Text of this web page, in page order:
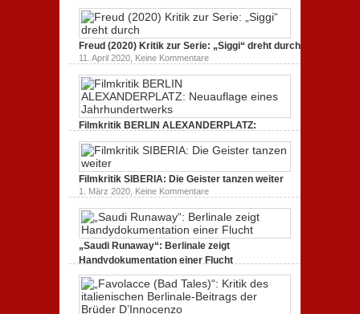
Kritik
zum
Bullenritt
durch
ein
Dokumentarfilm: unverständlich,
unmissverständlich.
19. Mai 2020,Keine Kommentare
Endlich
Tacheles
(2020)
unverständlich,
Freud (2020) Kritik zur Serie: „Siggi“ dreht durch
11. April 2020, Keine Kommentarezu
Freud
(2020)
zur
dreht
durch
Filmkritik BERLIN ALEXANDERPLATZ:
Neuauflage eines Jahrhundertwerks
1. März 2020,Keine Kommentarezu
BERLIN
ALEXANDERPLATZ:
Neuauflage
eines
Jahrhundertwerks
Filmkritik SIBERIA: Die Geister tanzen weiter
1. März 2020, Keine Kommentarezu
Filmkritik
SIBERIA:
Die
Geister
tanzen
weiter
„Saudi Runaway“: Berlinale zeigt
Handydokumentation einer Flucht
„Saudi
Runaway“:
Berlinale